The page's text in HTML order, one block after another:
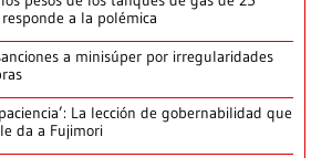
a la polémica
a minisúper por irregularidades
La lección de gobernabilidad que
da a Fujimori